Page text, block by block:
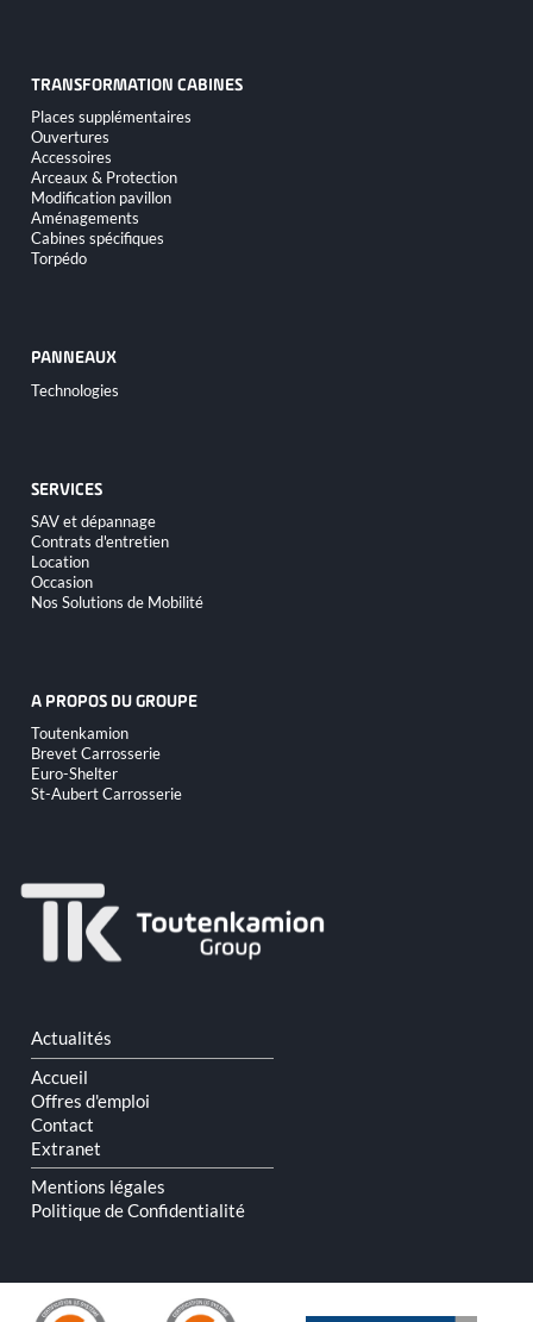
TRANSFORMATION CABINES
Aller
au
contenu
Places supplémentaires
Ouvertures
Accessoires
Arceaux & Protection
Modification pavillon
Aménagements
Cabines spécifiques
Torpédo
PANNEAUX
Aller
au
Technologies
SERVICES
Aller
au
contenu
SAV et dépannage
Contrats d'entretien
Location
Occasion
Nos Solutions de Mobilité
A PROPOS DU GROUPE
Aller
au
contenu
Toutenkamion
Brevet Carrosserie
Euro-Shelter
St-Aubert Carrosserie
Aller
au
contenu
Actualités
Accueil
Offres d'emploi
Contact
Extranet
Mentions légales
Politique de Confidentialité